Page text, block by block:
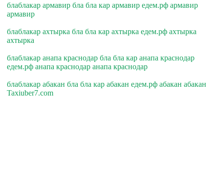
блаблакар армавир бла бла кар армавир едем.рф армавир
армавир
блаблакар ахтырка бла бла кар ахтырка едем.рф ахтырка
ахтырка
блаблакар анапа краснодар бла бла кар анапа краснодар
едем.рф анапа краснодар анапа краснодар
блаблакар абакан бла бла кар абакан едем.рф абакан абакан
Taxiuber7.com